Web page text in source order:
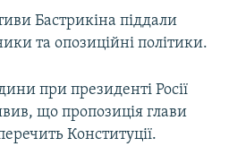
Бастрикіна піддали
та опозиційні політики.
при президенті Росії
що пропозиція глави
Конституції.